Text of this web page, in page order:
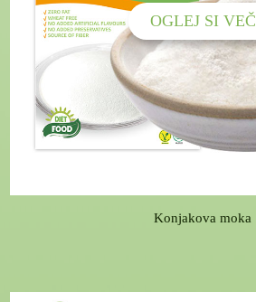
Konjakova moka
OGLEJ SI VEČ